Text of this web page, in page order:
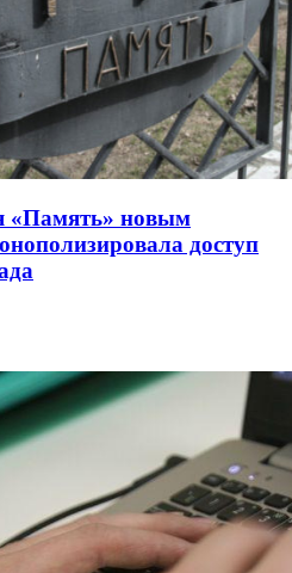
«Память» новым
доступ